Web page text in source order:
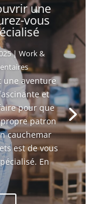
une
vous
| Work &
une aventure
et
pour que
patron
cauchemar
est de vous
En